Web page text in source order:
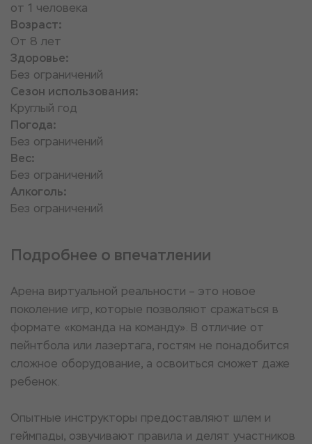
от 1 человека
Возраст:
От 8 лет
Здоровье:
Без ограничений
Сезон использования:
Круглый год
Погода:
Без ограничений
Вес:
Без ограничений
Алкоголь:
Без ограничений
Подробнее о впечатлении
Арена виртуальной реальности – это новое
поколение игр, которые позволяют сражаться в
формате «команда на команду». В отличие от
пейнтбола или лазертага, гостям не понадобится
сложное оборудование, а освоиться сможет даже
ребенок.
Опытные инструкторы предоставляют шлем и
геймпады, озвучивают правила и делят участников